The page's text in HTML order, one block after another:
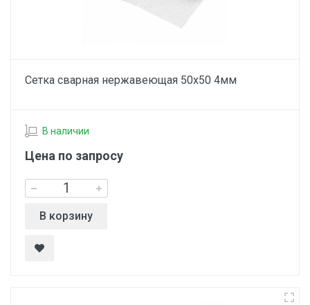
Сетка сварная нержавеющая 50х50 4мм
В наличии
Цена по запросу
В корзину